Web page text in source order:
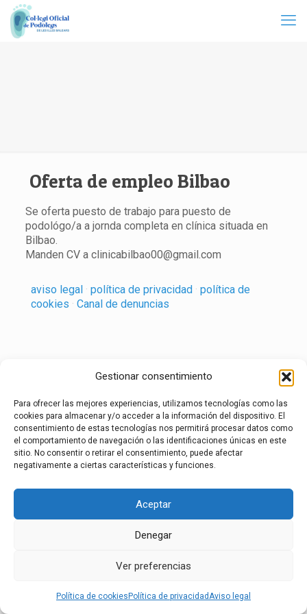
Gestionar consentimiento
Para ofrecer las mejores experiencias, utilizamos tecnologías como las
cookies para almacenar y/o acceder a la información del dispositivo. El
consentimiento de estas tecnologías nos permitirá procesar datos como
el comportamiento de navegación o las identificaciones únicas en este
sitio. No consentir o retirar el consentimiento, puede afectar
negativamente a ciertas características y funciones.
Aceptar
Denegar
Ver preferencias
Política de cookies Política de privacidadAviso legal
Oferta de empleo Bilbao
Se oferta puesto de trabajo para puesto de
podológo/a a jornda completa en clínica situada en
Bilbao.
Manden CV a clinicabilbao00@gmail.com
aviso legal · política de privacidad · política de
cookies · Canal de denuncias